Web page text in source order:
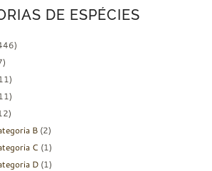
DE ESPÉCIES
B (2)
C (1)
D (1)